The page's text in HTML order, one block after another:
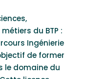
du BTP :
Ingénierie
de former
le domaine du